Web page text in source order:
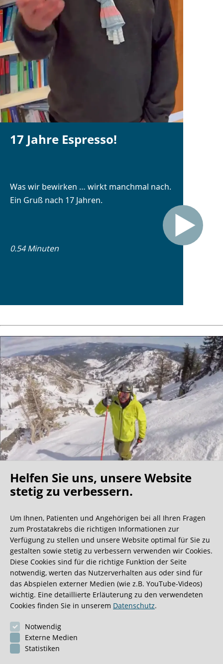
17 Jahre Espresso!
Was wir bewirken … wirkt manchmal nach.
Ein Gruß nach 17 Jahren.
0.54 Minuten
Oh what a ride!
Wir bekommen ja viele tolle Gästebucheinträge,
aber dieser ist doch sehr ungewöhnlich.
0:40 Minuten
Helfen Sie uns, unsere Website
stetig zu verbessern.
Um Ihnen, Patienten und Angehörigen bei all Ihren Fragen
zum Prostatakrebs die richtigen Informationen zur
Verfügung zu stellen und unsere Website optimal für Sie zu
gestalten sowie stetig zu verbessern verwenden wir Cookies.
Diese Cookies sind für die richtige Funktion der Seite
notwendig, werten das Nutzerverhalten aus oder sind für
das Abspielen externer Medien (wie z.B. YouTube-Videos)
wichtig. Eine detaillierte Erläuterung zu den verwendeten
Cookies finden Sie in unserem Datenschutz.
Notwendig
Externe Medien
Statistiken